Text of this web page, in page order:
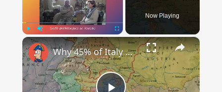
Play Unmute Fullscreen
Now Playing
×
Why 45% of Italy Doesn't Speak "Italian"